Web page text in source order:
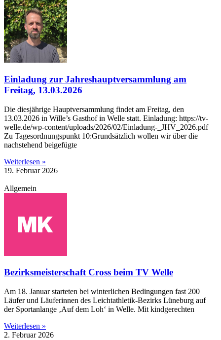
Einladung zur Jahreshauptversammlung am
Freitag, 13.03.2026
Die diesjährige Hauptversammlung findet am Freitag, den
13.03.2026 in Wille’s Gasthof in Welle statt. Einladung: https://tv-
welle.de/wp-content/uploads/2026/02/Einladung-_JHV_2026.pdf
Zu Tagesordnungspunkt 10:Grundsätzlich wollen wir über die
nachstehend beigefügte
Weiterlesen »
19. Februar 2026
Allgemein
Bezirksmeisterschaft Cross beim TV Welle
Am 18. Januar starteten bei winterlichen Bedingungen fast 200
Läufer und Läuferinnen des Leichtathletik-Bezirks Lüneburg auf
der Sportanlange ‚Auf dem Loh‘ in Welle. Mit kindgerechten
Weiterlesen »
2. Februar 2026